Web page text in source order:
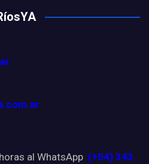
al WhatsApp (+54) 343